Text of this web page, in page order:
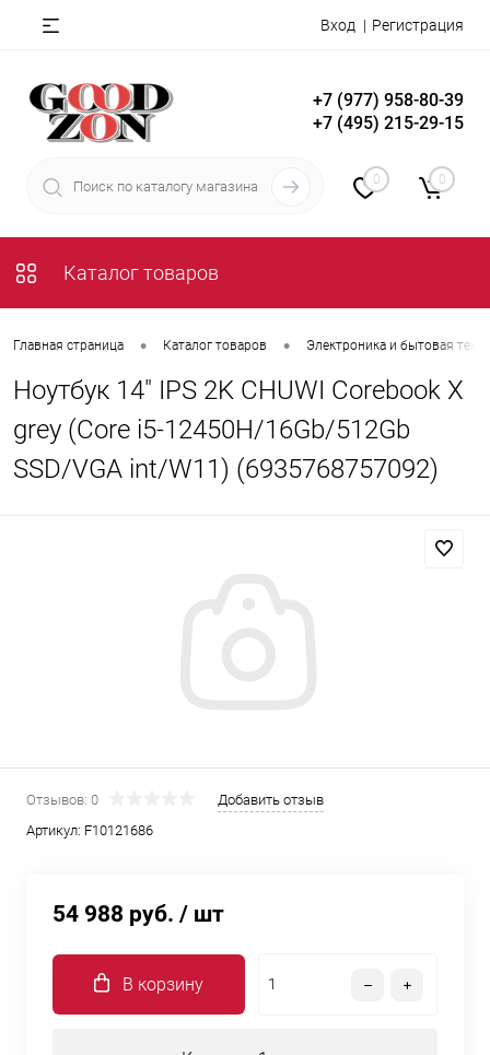
Вход Регистрация
+7 (977) 958-80-39
+7 (495) 215-29-15
0 0
Каталог товаров
Главная страница • Каталог товаров • Электроника и бытовая
Ноутбук 14" IPS 2K CHUWI Corebook X
grey (Core i5-12450H/16Gb/512Gb
SSD/VGA int/W11) (6935768757092)
Отзывов: 0
Добавить отзыв
Артикул: F10121686
54 988 руб. / шт
В корзину